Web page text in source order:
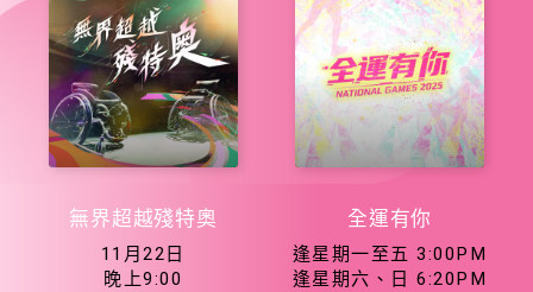
無界超越殘特奧
11月22日
晚上9:00
全運有你
逢星期一至五 3:00PM
逢星期六、日 6:20PM